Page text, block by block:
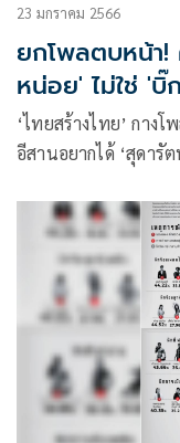
23 มกราคม 2566
ยกโพลตบหน้า
หน่อย' ไม่ใช่ 'บิ๊
‘ไทยสร้างไทย’ กาง
อีสานอยากได้ ‘สุดารั